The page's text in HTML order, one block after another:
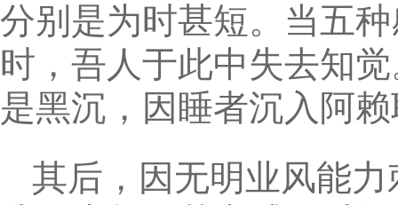
分别是为时甚短。当五
时，吾人于此中失去知
是黑沉，因睡者沉入阿
其后，因无明业风能